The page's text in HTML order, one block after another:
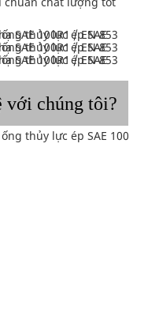
với chúng tôi?